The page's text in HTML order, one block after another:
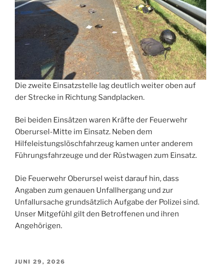
Die zweite Einsatzstelle lag deutlich weiter oben auf
der Strecke in Richtung Sandplacken.
Bei beiden Einsätzen waren Kräfte der Feuerwehr
Oberursel-Mitte im Einsatz. Neben dem
Hilfeleistungslöschfahrzeug kamen unter anderem
Führungsfahrzeuge und der Rüstwagen zum Einsatz.
Die Feuerwehr Oberursel weist darauf hin, dass
Angaben zum genauen Unfallhergang und zur
Unfallursache grundsätzlich Aufgabe der Polizei sind.
Unser Mitgefühl gilt den Betroffenen und ihren
Angehörigen.
VERÖFFENTLICHT
JUNI 29, 2026